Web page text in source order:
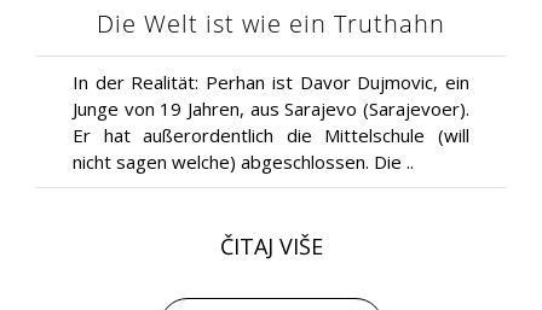
Die Welt ist wie ein Truthahn
In der Realität: Perhan ist Davor Dujmovic, ein
Junge von 19 Jahren, aus Sarajevo (Sarajevoer).
Er hat außerordentlich die Mittelschule (will
nicht sagen welche) abgeschlossen. Die ..
ČITAJ VIŠE